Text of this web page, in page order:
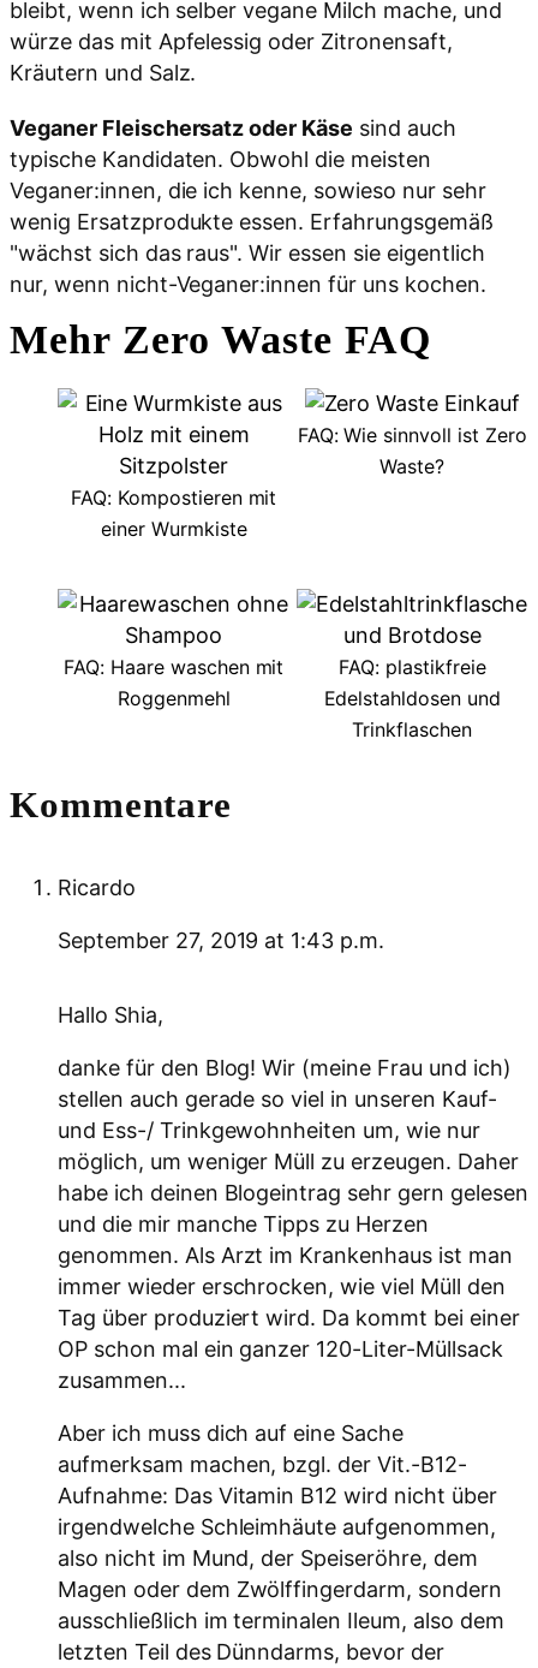
bleibt, wenn ich selber vegane Milch mache, und
würze das mit Apfelessig oder Zitronensaft,
Kräutern und Salz.
Veganer Fleischersatz oder Käse sind auch
typische Kandidaten. Obwohl die meisten
Veganer:innen, die ich kenne, sowieso nur sehr
wenig Ersatzprodukte essen. Erfahrungsgemäß
"wächst sich das raus". Wir essen sie eigentlich
nur, wenn nicht-Veganer:innen für uns kochen.
Mehr Zero Waste FAQ
FAQ: Kompostieren mit
einer Wurmkiste
FAQ: Wie sinnvoll ist Zero
Waste?
FAQ: Haare waschen mit
Roggenmehl
FAQ: plastikfreie
Edelstahldosen und
Trinkflaschen
L
Kommentare
Ricardo
September 27, 2019 at 1:43 p.m.
Hallo Shia,
danke für den Blog! Wir (meine Frau und ich)
stellen auch gerade so viel in unseren Kauf-
und Ess-/ Trinkgewohnheiten um, wie nur
möglich, um weniger Müll zu erzeugen. Daher
habe ich deinen Blogeintrag sehr gern gelesen
und die mir manche Tipps zu Herzen
genommen. Als Arzt im Krankenhaus ist man
immer wieder erschrocken, wie viel Müll den
Tag über produziert wird. Da kommt bei einer
OP schon mal ein ganzer 120-Liter-Müllsack
zusammen...
Aber ich muss dich auf eine Sache
aufmerksam machen, bzgl. der Vit.-B12-
Aufnahme: Das Vitamin B12 wird nicht über
irgendwelche Schleimhäute aufgenommen,
also nicht im Mund, der Speiseröhre, dem
Magen oder dem Zwölffingerdarm, sondern
ausschließlich im terminalen Ileum, also dem
letzten Teil des Dünndarms, bevor der